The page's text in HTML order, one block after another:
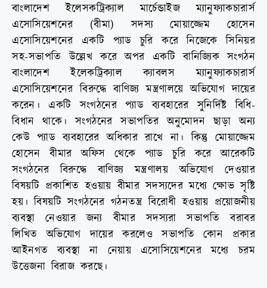
বাংলাদেশ ইলেসকট্রিক্যাল মার্চেন্ডাইজ ম্যানুফ্যাকচারার্স
এসোসিয়েশনের (বীমা) সদস্য মোয়াজ্জেম হোসেন
এসোসিয়েশনের একটি প্যাড চুরি করে নিজেকে সিনিয়র
সহ-সভাপতি উল্লেখ করে অপর একটি বানিজ্যিক সংগঠন
বাংলাদেশ ইলেকট্রিক্যাল ক্যাবলস ম্যানুফ্যাকচারার্স
এসোসিয়েশনের বিরুদ্ধে বাণিজ্য মন্ত্রণালয়ে অভিযোগ দায়ের
করেন। একটি সংগঠনের প্যাড ব্যবহারের সুনির্দিষ্ট বিধি-
বিধান থাকে। সংগঠনের সভাপতির অনুমোদন ছাড়া অন্য
কেউ প্যাড ব্যবহারের অধিকার রাখে না। কিন্তু মোয়াজ্জেম
হোসেন বীমার অফিস থেকে প্যাড চুরি করে আরেকটি
সংগঠনের বিরুদ্ধে বাণিজ্য মন্ত্রণালয় অভিযোগ দেওয়ার
বিষয়টি প্রকাশিত হওয়ায় বীমার সদস্যদের মধ্যে ক্ষোভ সৃষ্টি
হয়। বিষয়টি সংগঠনের গঠনতন্ত্র বিরোধী হওয়ায় প্রয়োজনীয়
ব্যবস্থা নেওয়ার জন্য বীমার সদস্যরা সভাপতি বরাবর
লিখিত অভিযোগ দায়ের করলেও সভাপতি কোন প্রকার
আইনগত ব্যবস্থা না নেয়ায় এসোসিয়েশনের মধ্যে চরম
উত্তেজনা বিরাজ করছে।